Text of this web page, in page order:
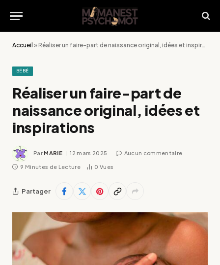
Accueil »Réaliser un faire-part de naissance original, idées et inspirations
BÉBÉ
Réaliser un faire-part de
naissance original, idées et
inspirations
Par MARIE 12 mars 2025 Aucun commentaire
9 Minutes de Lecture 0 Vues
Partager